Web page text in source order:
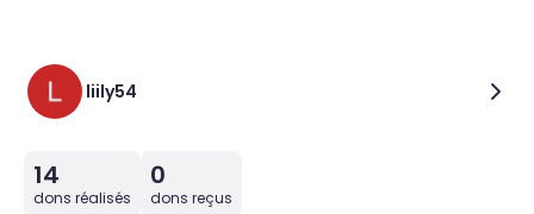
liily54
14
dons réalisés
0
dons reçus